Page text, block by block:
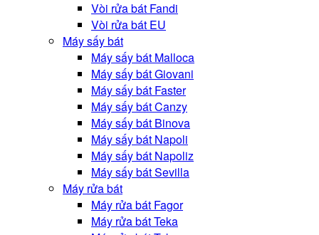
Vòi rửa bát Fandi
Vòi rửa bát EU
Máy sấy bát
Máy sấy bát Malloca
Máy sấy bát Giovani
Máy sấy bát Faster
Máy sấy bát Canzy
Máy sấy bát Binova
Máy sấy bát Napoli
Máy sấy bát Napoliz
Máy sấy bát Sevilla
Máy rửa bát
Máy rửa bát Fagor
Máy rửa bát Teka